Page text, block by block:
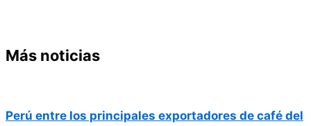
Más noticias
Perú entre los principales exportadores de café del